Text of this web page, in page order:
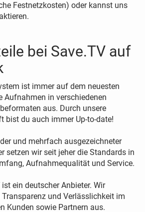
Festnetzkosten) oder kannst uns
bei Save.TV auf
ist immer auf dem neuesten
Aufnahmen in verschiedenen
aus. Durch unsere
bist du auch immer Up-to-date!
und mehrfach ausgezeichneter
setzen wir seit jeher die Standards in
Aufnahmequalität und Service.
ist ein deutscher Anbieter. Wir
und Verlässlichkeit im
Kunden sowie Partnern aus.